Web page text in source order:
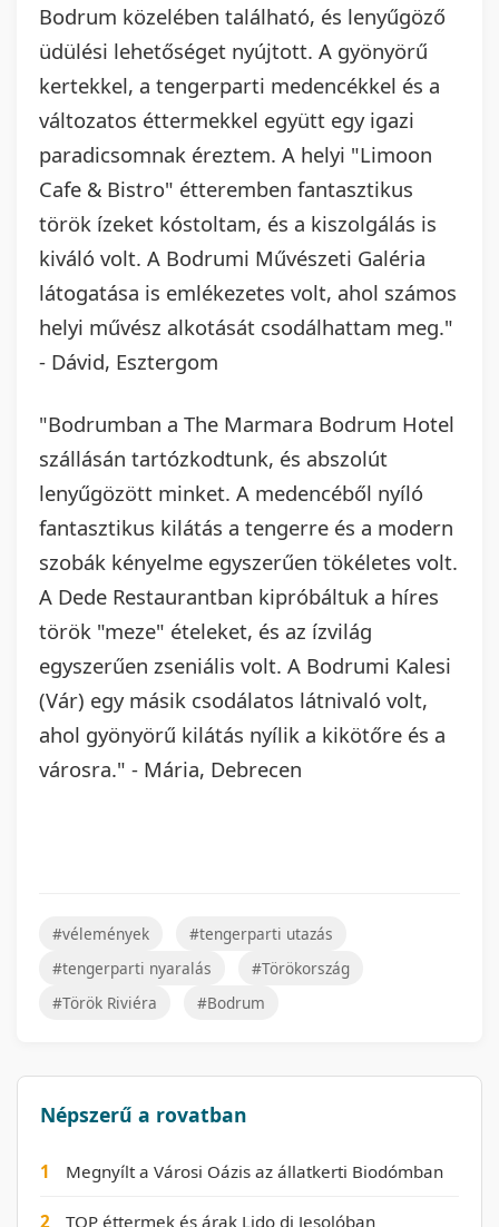
Bodrum közelében található, és lenyűgöző
üdülési lehetőséget nyújtott. A gyönyörű
kertekkel, a tengerparti medencékkel és a
változatos éttermekkel együtt egy igazi
paradicsomnak éreztem. A helyi "Limoon
Cafe & Bistro" étteremben fantasztikus
török ízeket kóstoltam, és a kiszolgálás is
kiváló volt. A Bodrumi Művészeti Galéria
látogatása is emlékezetes volt, ahol számos
helyi művész alkotását csodálhattam meg."
- Dávid, Esztergom
"Bodrumban a The Marmara Bodrum Hotel
szállásán tartózkodtunk, és abszolút
lenyűgözött minket. A medencéből nyíló
fantasztikus kilátás a tengerre és a modern
szobák kényelme egyszerűen tökéletes volt.
A Dede Restaurantban kipróbáltuk a híres
török "meze" ételeket, és az ízvilág
egyszerűen zseniális volt. A Bodrumi Kalesi
(Vár) egy másik csodálatos látnivaló volt,
ahol gyönyörű kilátás nyílik a kikötőre és a
városra." - Mária, Debrecen
#vélemények
#tengerparti utazás
#tengerparti nyaralás
#Törökország
#Török Riviéra
#Bodrum
Népszerű a rovatban
1 Megnyílt a Városi Oázis az állatkerti Biodómban
2 TOP éttermek és árak Lido di Jesolóban